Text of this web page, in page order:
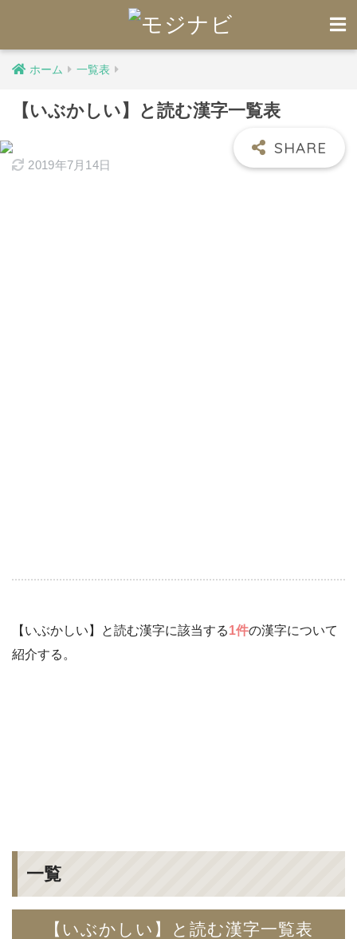
ホーム 一覧表
【いぶかしい】と読む漢字一覧表
2019年7月14日
【いぶかしい】と読む漢字に該当する1件の漢字について
紹介する。
一覧
【いぶかしい】と読む漢字一覧表